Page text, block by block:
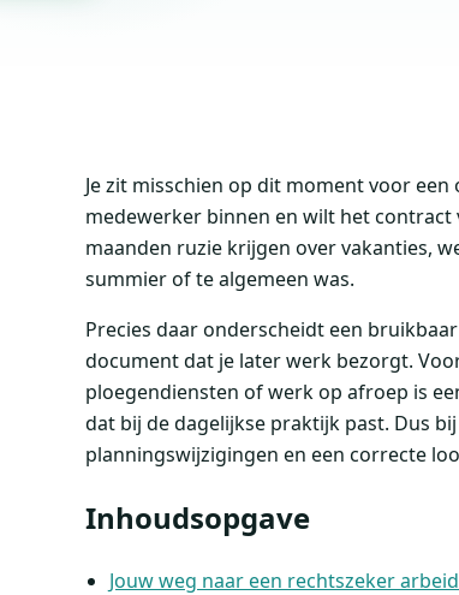
Je zit misschien op dit moment voor
medewerker binnen en wilt het
maanden ruzie krijgen over vakanties,
summier of te algemeen was.
Precies daar onderscheidt een
document dat je later werk bezorgt.
ploegendiensten of werk op afroep is
dat bij de dagelijkse praktijk past. Dus
planningswijzigingen en een correcte
Inhoudsopgave
Jouw weg naar een rechtszeker